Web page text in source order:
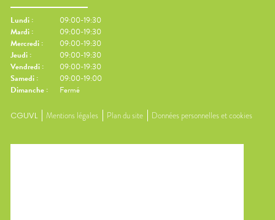
Lundi :
09:00-19:30
Mardi :
09:00-19:30
Mercredi :
09:00-19:30
Jeudi :
09:00-19:30
Vendredi :
09:00-19:30
Samedi :
09:00-19:00
Dimanche : Fermé
CGUVL Mentions légales Plan du site Données personnelles et cookies